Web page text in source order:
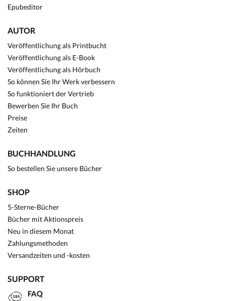
Epubeditor
AUTOR
Veröffentlichung als Printbucht
Veröffentlichung als E-Book
Veröffentlichung als Hörbuch
So können Sie Ihr Werk verbessern
So funktioniert der Vertrieb
Bewerben Sie Ihr Buch
Preise
Zeiten
BUCHHANDLUNG
So bestellen Sie unsere Bücher
SHOP
5-Sterne-Bücher
Bücher mit Aktionspreis
Neu in diesem Monat
Zahlungsmethoden
Versandzeiten und -kosten
SUPPORT
FAQ